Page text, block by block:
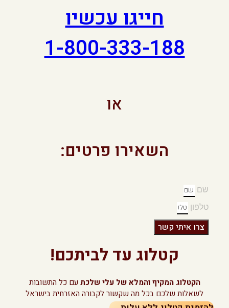
חייגו עכשיו
1-800-333-188
או
השאירו פרטים:
שם
טלפון
צרו איתי קשר
קטלוג עד לביתכם!
הקטלוג המקיף והמלא של עלי שלכת עם כל התשובות
לשאלות שלכם בכל מה שקשור לקבורה האזרחית בישראל